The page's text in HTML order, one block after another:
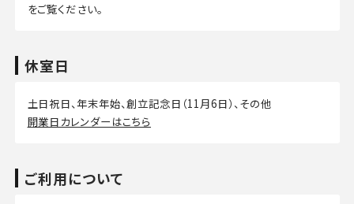
をご覧ください。
休室日
土日祝日、年末年始、創立記念日（11月6日）、その他
開業日カレンダーはこちら
ご利用について